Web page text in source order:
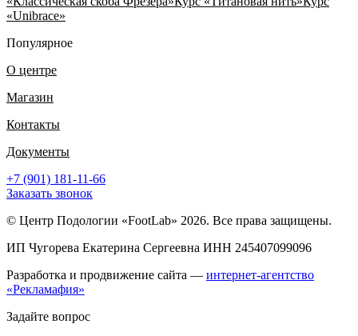
«Unibrace»
Популярное
О центре
Магазин
Контакты
Документы
+7 (901) 181-11-66
Заказать звонок
© Центр Подологии «FootLab» 2026. Все права защищены.
ИП Чугорева Екатерина Сергеевна ИНН 245407099096
Разработка и продвижение сайта — интернет-агентство
«Рекламафия»
Задайте вопрос